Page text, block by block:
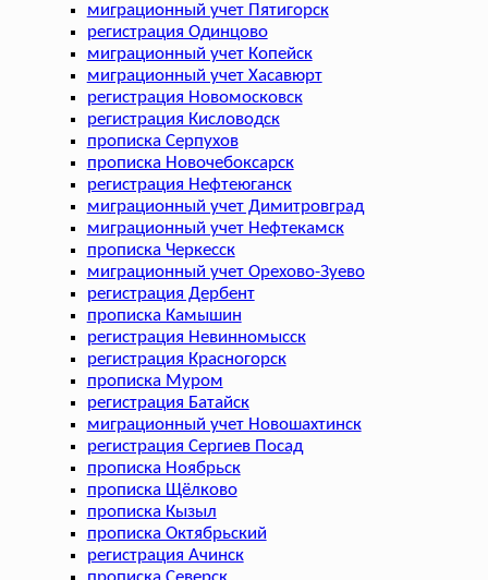
миграционный учет Пятигорск
регистрация Одинцово
миграционный учет Копейск
миграционный учет Хасавюрт
регистрация Новомосковск
регистрация Кисловодск
прописка Серпухов
прописка Новочебоксарск
регистрация Нефтеюганск
миграционный учет Димитровград
миграционный учет Нефтекамск
прописка Черкесск
миграционный учет Орехово-Зуево
регистрация Дербент
прописка Камышин
регистрация Невинномысск
регистрация Красногорск
прописка Муром
регистрация Батайск
миграционный учет Новошахтинск
регистрация Сергиев Посад
прописка Ноябрьск
прописка Щёлково
прописка Кызыл
прописка Октябрьский
регистрация Ачинск